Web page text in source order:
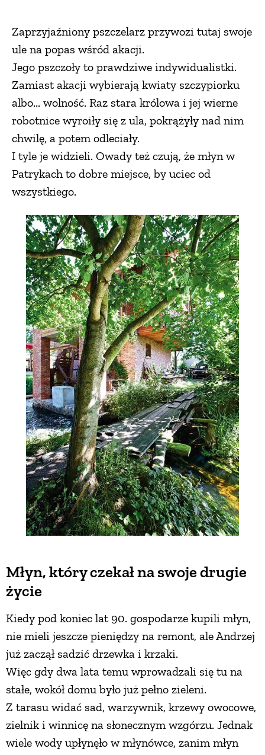
Zaprzyjaźniony pszczelarz przywozi tutaj swoje
ule na popas wśród akacji.
Jego pszczoły to prawdziwe indywidualistki.
Zamiast akacji wybierają kwiaty szczypiorku
albo... wolność. Raz stara królowa i jej wierne
robotnice wyroiły się z ula, pokrążyły nad nim
chwilę, a potem odleciały.
I tyle je widzieli. Owady też czują, że młyn w
Patrykach to dobre miejsce, by uciec od
wszystkiego.
Młyn, który czekał na swoje drugie
życie
Kiedy pod koniec lat 90. gospodarze kupili młyn,
nie mieli jeszcze pieniędzy na remont, ale Andrzej
już zaczął sadzić drzewka i krzaki.
Więc gdy dwa lata temu wprowadzali się tu na
stałe, wokół domu było już pełno zieleni.
Z tarasu widać sad, warzywnik, krzewy owocowe,
zielnik i winnicę na słonecznym wzgórzu. Jednak
wiele wody upłynęło w młynówce, zanim młyn